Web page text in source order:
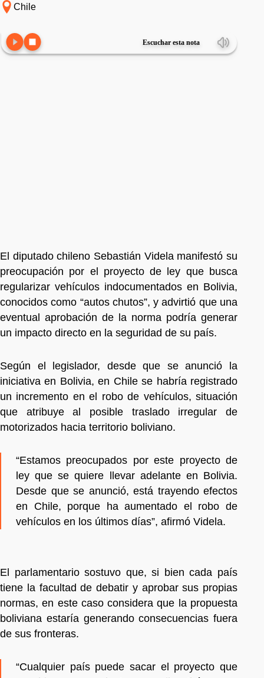
Chile
Escuchar esta nota
El diputado chileno Sebastián Videla manifestó su
preocupación por el proyecto de ley que busca
regularizar vehículos indocumentados en Bolivia,
conocidos como “autos chutos”, y advirtió que una
eventual aprobación de la norma podría generar
un impacto directo en la seguridad de su país.
Según el legislador, desde que se anunció la
iniciativa en Bolivia, en Chile se habría registrado
un incremento en el robo de vehículos, situación
que atribuye al posible traslado irregular de
motorizados hacia territorio boliviano.
“Estamos preocupados por este proyecto de
ley que se quiere llevar adelante en Bolivia.
Desde que se anunció, está trayendo efectos
en Chile, porque ha aumentado el robo de
vehículos en los últimos días”, afirmó Videla.
El parlamentario sostuvo que, si bien cada país
tiene la facultad de debatir y aprobar sus propias
normas, en este caso considera que la propuesta
boliviana estaría generando consecuencias fuera
de sus fronteras.
“Cualquier país puede sacar el proyecto que